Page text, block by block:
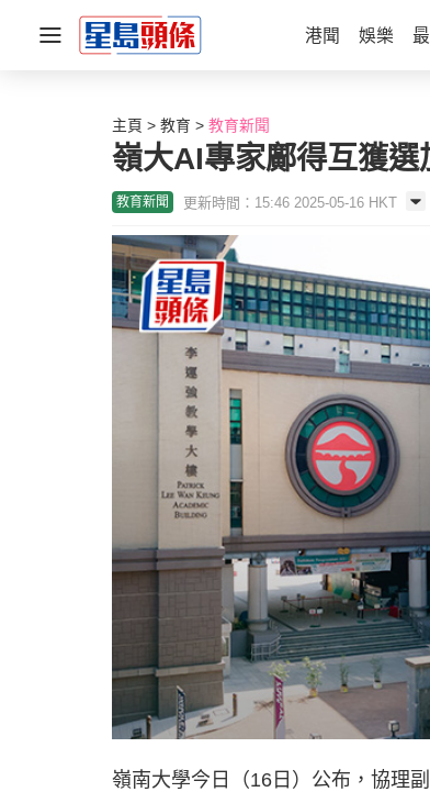
港聞 娛樂
主頁 教育 教育新聞
嶺大AI專家鄺得互獲
教育新聞 更新時間：15:46 2025-05-16 HKT
嶺南大學今日（16日）公布，協理